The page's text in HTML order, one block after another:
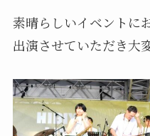
素晴らしいイベントに
出演させていただき大